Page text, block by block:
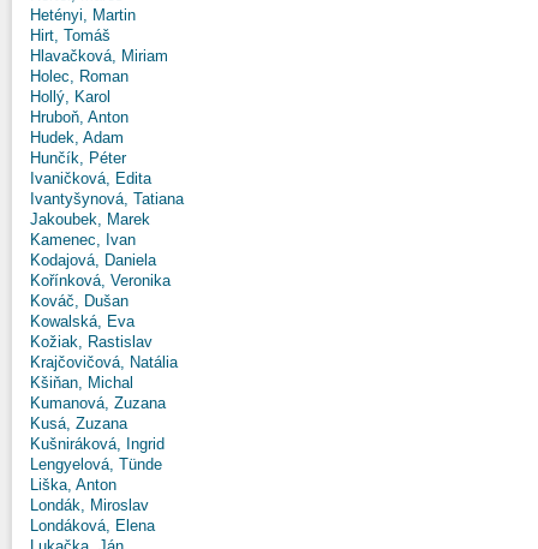
Hetényi, Martin
Hirt, Tomáš
Hlavačková, Miriam
Holec, Roman
Hollý, Karol
Hruboň, Anton
Hudek, Adam
Hunčík, Péter
Ivaničková, Edita
Ivantyšynová, Tatiana
Jakoubek, Marek
Kamenec, Ivan
Kodajová, Daniela
Kořínková, Veronika
Kováč, Dušan
Kowalská, Eva
Kožiak, Rastislav
Krajčovičová, Natália
Kšiňan, Michal
Kumanová, Zuzana
Kusá, Zuzana
Kušniráková, Ingrid
Lengyelová, Tünde
Liška, Anton
Londák, Miroslav
Londáková, Elena